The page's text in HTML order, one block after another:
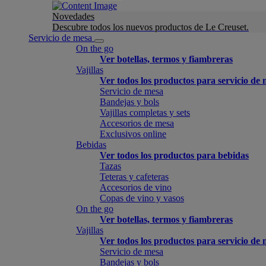
Novedades
Descubre todos los nuevos productos de Le Creuset.
Servicio de mesa
On the go
Ver botellas, termos y fiambreras
Vajillas
Ver todos los productos para servicio de
Servicio de mesa
Bandejas y bols
Vajillas completas y sets
Accesorios de mesa
Exclusivos online
Bebidas
Ver todos los productos para bebidas
Tazas
Teteras y cafeteras
Accesorios de vino
Copas de vino y vasos
On the go
Ver botellas, termos y fiambreras
Vajillas
Ver todos los productos para servicio de
Servicio de mesa
Bandejas y bols